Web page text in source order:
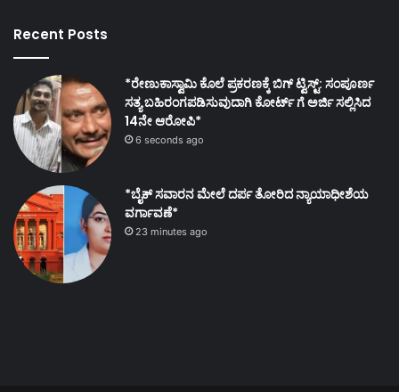
Recent Posts
*ರೇಣುಕಾಸ್ವಾಮಿ ಕೊಲೆ ಪ್ರಕರಣಕ್ಕೆ ಬಿಗ್ ಟ್ವಿಸ್ಟ್: ಸಂಪೂರ್ಣ
ಸತ್ಯ ಬಹಿರಂಗಪಡಿಸುವುದಾಗಿ ಕೋರ್ಟ್ ಗೆ ಅರ್ಜಿ ಸಲ್ಲಿಸಿದ
14ನೇ ಆರೋಪಿ*
6 seconds ago
*ಬೈಕ್ ಸವಾರನ ಮೇಲೆ ದರ್ಪ ತೋರಿದ ನ್ಯಾಯಾಧೀಶೆಯ
ವರ್ಗಾವಣೆ*
23 minutes ago